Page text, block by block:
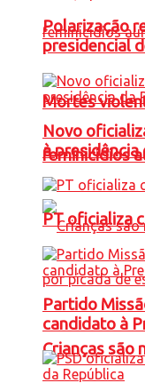
Mortes
feminicídios
Crianças são
Polarização
presidencial
Novo
à presidência
PT oficializa
Partido
candidato à